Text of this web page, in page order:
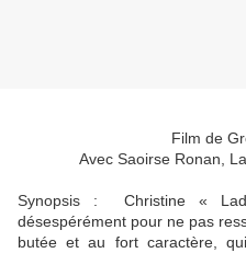
Film de
Avec Saoirse Ronan,
Synopsis :
Christine «
désespérément pour ne pas
butée et au fort caractère,